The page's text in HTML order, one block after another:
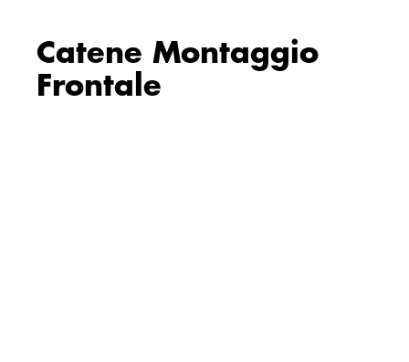
Catene Montaggio
Frontale